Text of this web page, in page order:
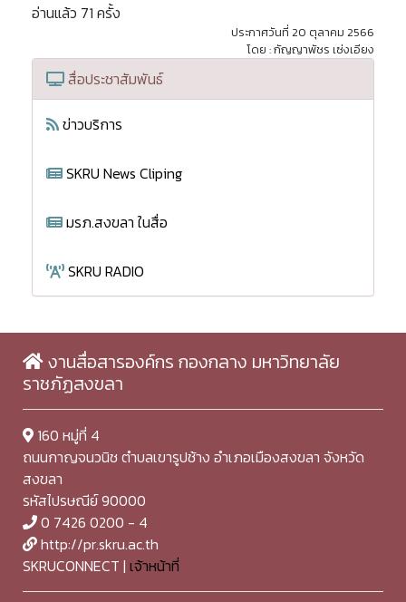
อ่านแล้ว 71 ครั้ง
ประกาศวันที่ 20 ตุลาคม 2566
โดย : กัญญาพัชร เซ่งเอียง
สื่อประชาสัมพันธ์
ข่าวบริการ
SKRU News Cliping
มรภ.สงขลา ในสื่อ
SKRU RADIO
งานสื่อสารองค์กร กองกลาง มหาวิทยาลัย
ราชภัฏสงขลา
160 หมู่ที่ 4
ถนนกาญจนวนิช ตำบลเขารูปช้าง อำเภอเมืองสงขลา จังหวัด
สงขลา
รหัสไปรษณีย์ 90000
0 7426 0200 - 4
http://pr.skru.ac.th
SKRUCONNECT | เจ้าหน้าที่